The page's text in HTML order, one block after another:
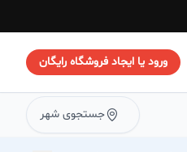
ورود یا ایجاد فروشگاه رایگان
جستجوی شهر